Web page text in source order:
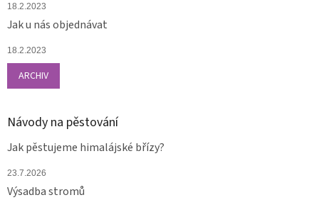
18.2.2023
Jak u nás objednávat
18.2.2023
ARCHIV
Návody na pěstování
Jak pěstujeme himalájské břízy?
23.7.2026
Výsadba stromů